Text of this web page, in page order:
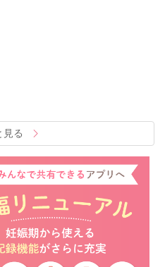
見る